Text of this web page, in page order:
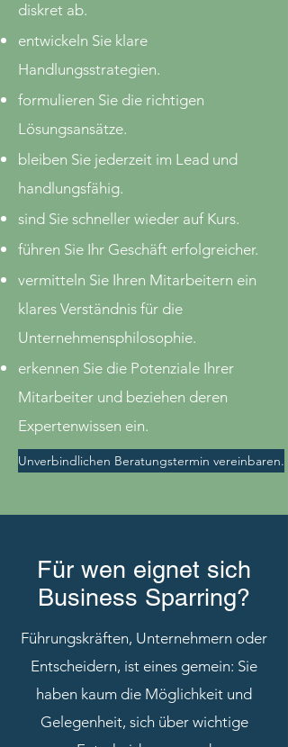
diskret ab.
entwickeln Sie klare
Handlungsstrategien.
formulieren Sie die richtigen
Lösungsansätze.
bleiben Sie jederzeit im Lead und
handlungsfähig.
sind Sie schneller wieder auf Kurs.
führen Sie Ihr Geschäft erfolgreicher.
vermitteln Sie Ihren Mitarbeitern ein
klares Verständnis für die
Unternehmensphilosophie.
erkennen Sie die Potenziale Ihrer
Mitarbeiter und beziehen deren
Expertenwissen ein.
Unverbindlichen Beratungstermin vereinbaren.
Für wen eignet sich
Business Sparring?
Führungskräften, Unternehmern oder
Entscheidern, ist eines gemein: Sie
haben kaum die Möglichkeit und
Gelegenheit, sich über wichtige